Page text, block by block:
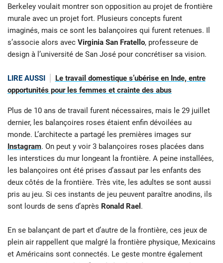
Berkeley voulait montrer son opposition au projet de frontière
murale avec un projet fort. Plusieurs concepts furent
imaginés, mais ce sont les balançoires qui furent retenues. Il
s’associe alors avec Virginia San Fratello, professeure de
design à l’université de San José pour concrétiser sa vision.
LIRE AUSSI
Le travail domestique s’ubérise en Inde, entre
opportunités pour les femmes et crainte des abus
Plus de 10 ans de travail furent nécessaires, mais le 29 juillet
dernier, les balançoires roses étaient enfin dévoilées au
monde. L’architecte a partagé les premières images sur
Instagram. On peut y voir 3 balançoires roses placées dans
les interstices du mur longeant la frontière. A peine installées,
les balançoires ont été prises d’assaut par les enfants des
deux côtés de la frontière. Très vite, les adultes se sont aussi
pris au jeu. Si ces instants de jeu peuvent paraître anodins, ils
sont lourds de sens d’après Ronald Rael .
En se balançant de part et d’autre de la frontière, ces jeux de
plein air rappellent que malgré la frontière physique, Mexicains
et Américains sont connectés. Le geste montre également